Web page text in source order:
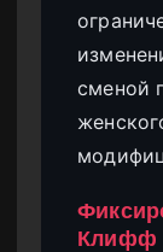
сменой
Клифф